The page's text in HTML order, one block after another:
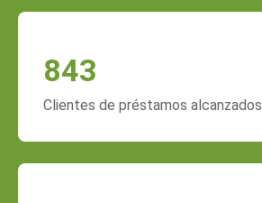
843
Clientes de préstamos alcanzados